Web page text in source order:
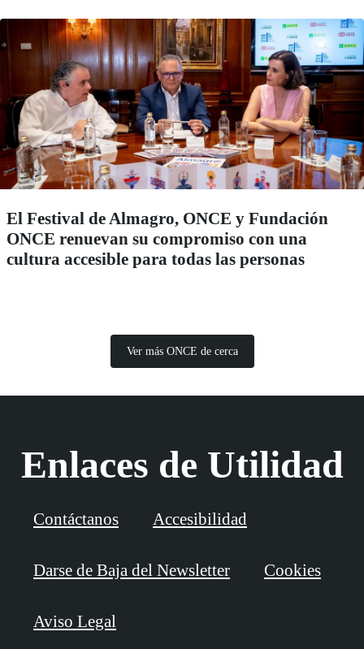
El Festival de Almagro, ONCE y Fundación
ONCE renuevan su compromiso con una
cultura accesible para todas las personas
Ver más ONCE de cerca
Enlaces de Utilidad
Contáctanos Accesibilidad
Darse de Baja del Newsletter Cookies
Aviso Legal